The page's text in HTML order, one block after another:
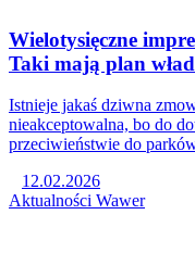
Wielotysięczne
Taki mają plan
Istnieje jakaś dziwna
nieakceptowalna, bo do
przeciwieństwie do
12.02.2026
Aktualności Wawer